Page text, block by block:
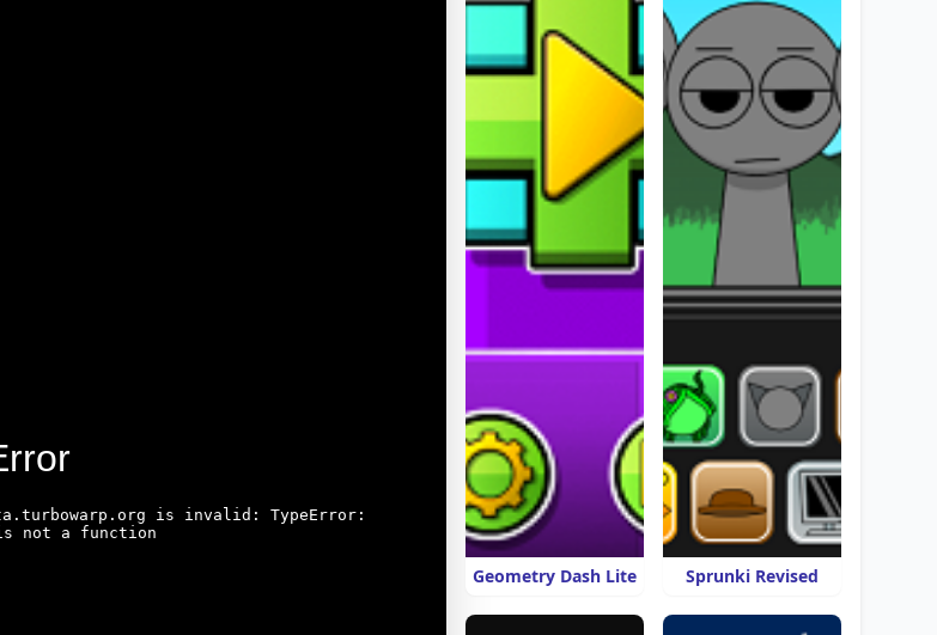
Geometry Dash Lite Sprunki Revised